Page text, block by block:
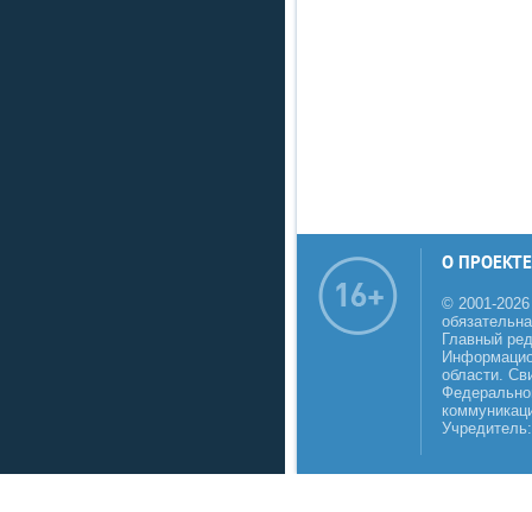
О ПРОЕКТЕ
© 2001-
Главный
области.